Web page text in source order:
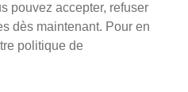
pouvez accepter, refuser
dès maintenant. Pour en
politique de